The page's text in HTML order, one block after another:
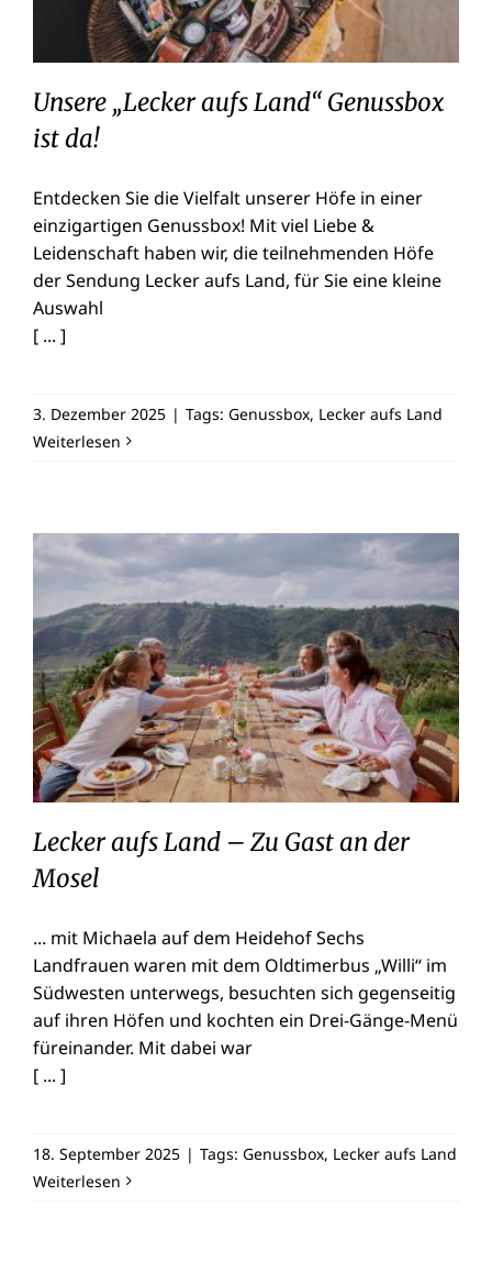
Unsere „Lecker aufs Land“ Genussbox
ist da!
Entdecken Sie die Vielfalt unserer Höfe in einer
einzigartigen Genussbox! Mit viel Liebe &
Leidenschaft haben wir, die teilnehmenden Höfe
der Sendung Lecker aufs Land, für Sie eine kleine
Auswahl
[ ... ]
3. Dezember 2025 | Tags: Genussbox, Lecker aufs Land
Weiterlesen
Lecker aufs Land – Zu Gast an der
Mosel
Lecker aufs Land – Zu Gast an der
Mosel
... mit Michaela auf dem Heidehof Sechs
Landfrauen waren mit dem Oldtimerbus „Willi“ im
Südwesten unterwegs, besuchten sich gegenseitig
auf ihren Höfen und kochten ein Drei-Gänge-Menü
füreinander. Mit dabei war
[ ... ]
18. September 2025 | Tags: Genussbox, Lecker aufs Land
Weiterlesen